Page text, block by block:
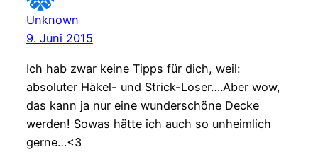
Unknown
9. Juni 2015
Ich hab zwar keine Tipps für dich, weil:
absoluter Häkel- und Strick-Loser….Aber wow,
das kann ja nur eine wunderschöne Decke
werden! Sowas hätte ich auch so unheimlich
gerne…<3